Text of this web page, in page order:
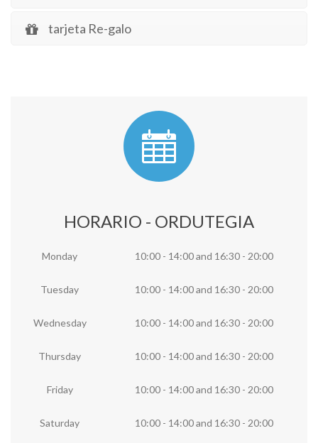
tarjeta Re-galo
HORARIO - ORDUTEGIA
Monday 10:00 - 14:00and 16:30 - 20:00
Tuesday 10:00 - 14:00and 16:30 - 20:00
Wednesday 10:00 - 14:00and 16:30 - 20:00
Thursday 10:00 - 14:00and 16:30 - 20:00
Friday 10:00 - 14:00and 16:30 - 20:00
Saturday 10:00 - 14:00and 16:30 - 20:00